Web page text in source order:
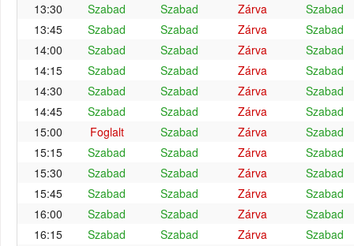
13:30
Szabad Szabad Zárva
Szabad
13:45
Szabad Szabad Zárva
Szabad
14:00
Szabad Szabad Zárva
Szabad
14:15
Szabad Szabad Zárva
Szabad
14:30
Szabad Szabad Zárva
Szabad
14:45
Szabad Szabad Zárva
Szabad
15:00
Foglalt Szabad Zárva
Szabad
15:15
Szabad Szabad Zárva
Szabad
15:30
Szabad Szabad Zárva
Szabad
15:45
Szabad Szabad Zárva
Szabad
16:00
Szabad Szabad Zárva
Szabad
16:15
Szabad Szabad Zárva Szabad